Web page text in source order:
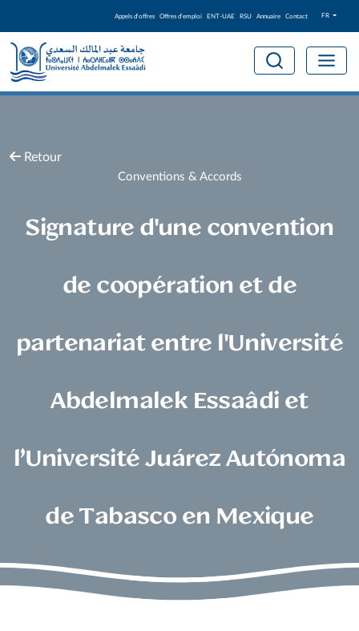
FR
Appels d'offres Offres d'emploi ENT-UAE RSU Annuaire Contact
Retour
Conventions & Accords
Signature d'une convention
de coopération et de
partenariat entre l'Université
Abdelmalek Essaâdi et
l’Université Juárez Autónoma
de Tabasco en Mexique